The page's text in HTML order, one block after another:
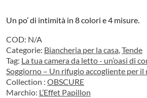
Un po’ di intimità in 8 colori e 4 misure.
COD: N/A
Categorie: Biancheria per la casa,Tende
Tag: La tua camera da letto - un’oasi di
Soggiorno – Un rifugio accogliente per il
Collection : OBSCURE
Marchio: L’Effet Papillon